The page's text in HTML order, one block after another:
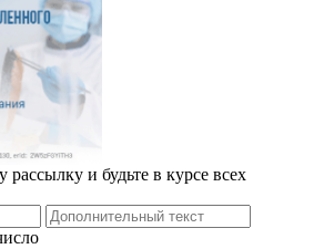
и будьте в курсе всех